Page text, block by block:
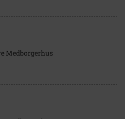
Medborgerhus